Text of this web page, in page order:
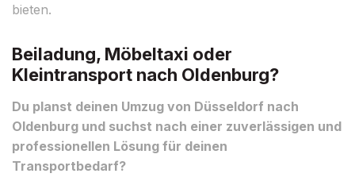
bieten.
Beiladung, Möbeltaxi oder
Kleintransport nach Oldenburg?
Du planst deinen Umzug von Düsseldorf nach
Oldenburg und suchst nach einer zuverlässigen und
professionellen Lösung für deinen
Transportbedarf?